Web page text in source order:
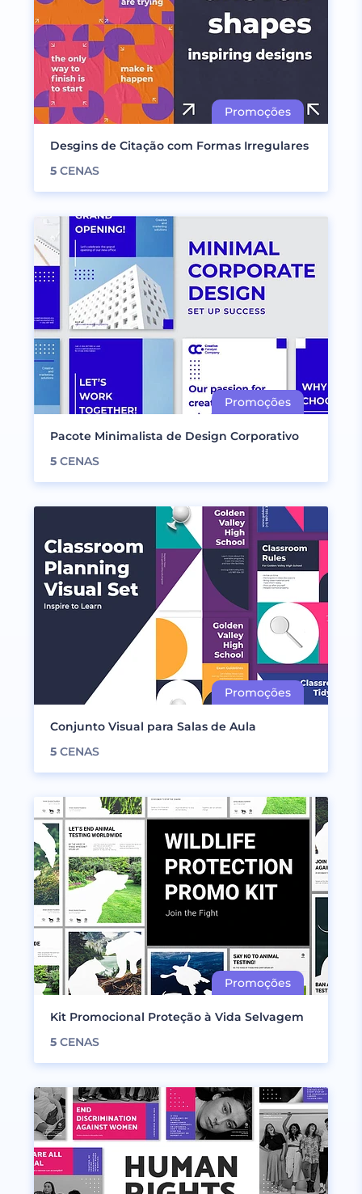
Desgins de Citação com Formas Irregulares
5 CENAS
Pacote Minimalista de Design Corporativo
5 CENAS
Conjunto Visual para Salas de Aula
5 CENAS
Kit Promocional Proteção à Vida Selvagem
5 CENAS